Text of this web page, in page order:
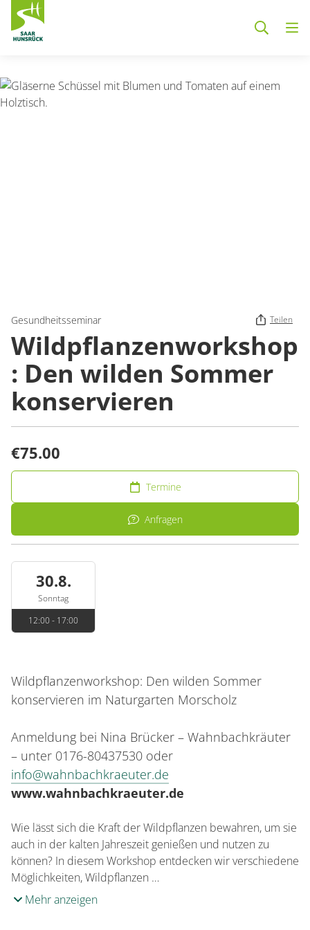
Gesundheitsseminar Teilen
Wildpflanzenworkshop
: Den wilden Sommer
konservieren
€75.00
Termine
Anfragen
30.8.
Sonntag
12:00 - 17:00
Wildpflanzenworkshop: Den wilden Sommer
konservieren im Naturgarten Morscholz
Anmeldung bei Nina Brücker – Wahnbachkräuter
– unter 0176-80437530 oder
info@wahnbachkraeuter.de
www.wahnbachkraeuter.de
Wie lässt sich die Kraft der Wildpflanzen bewahren, um sie
auch in der kalten Jahreszeit genießen und nutzen zu
können? In diesem Workshop entdecken wir verschiedene
Möglichkeiten, Wildpflanzen …
Mehr anzeigen